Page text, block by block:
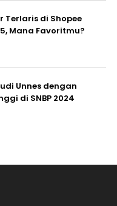
Terlaris di Shopee
Mana Favoritmu?
Unnes dengan
di SNBP 2024